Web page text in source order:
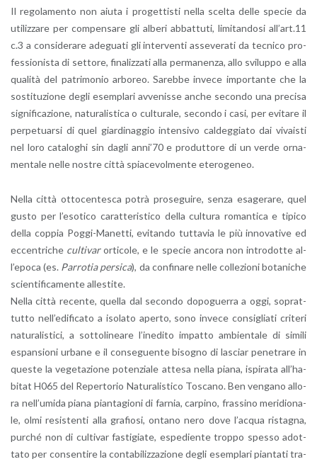
Il re­go­la­men­to non aiuta i pro­get­ti­sti nella scel­ta delle spe­cie da
uti­liz­za­re per com­pen­sa­re gli al­be­ri ab­bat­tu­ti, li­mi­tan­do­si al­l’art.11
c.3 a con­si­de­ra­re ade­gua­ti gli in­ter­ven­ti as­se­ve­ra­ti da tec­ni­co pro­
fes­sio­ni­sta di set­to­re, fi­na­liz­za­ti alla per­ma­nen­za, allo svi­lup­po e alla
qua­li­tà del pa­tri­mo­nio ar­bo­reo. Sa­reb­be in­ve­ce im­por­tan­te che la
so­sti­tu­zio­ne degli esem­pla­ri av­ve­nis­se anche se­con­do una pre­ci­sa
si­gni­fi­ca­zio­ne, na­tu­ra­li­sti­ca o cul­tu­ra­le, se­con­do i casi, per evi­ta­re il
per­pe­tuar­si di quel giar­di­nag­gio in­ten­si­vo cal­deg­gia­to dai vi­vai­sti
nel loro ca­ta­lo­ghi sin dagli an­ni’70 e pro­dut­to­re di un verde or­na­
men­ta­le nelle no­stre città spia­ce­vol­men­te ete­ro­ge­neo.
Nella città ot­to­cen­te­sca potrà pro­se­gui­re, senza esa­ge­ra­re, quel
gusto per l’e­so­ti­co ca­rat­te­ri­sti­co della cul­tu­ra ro­man­ti­ca e ti­pi­co
della cop­pia Pog­gi-Ma­net­ti, evi­tan­do tut­ta­via le più in­no­va­ti­ve ed
ec­cen­tri­che cul­ti­varor­ti­co­le, e le spe­cie an­co­ra non in­tro­dot­te al­
l’e­po­ca (es. Par­ro­tia per­si­ca), da con­fi­na­re nelle col­le­zio­ni bo­ta­ni­che
scien­ti­fi­ca­men­te al­le­sti­te.
Nella città re­cen­te, quel­la dal se­con­do do­po­guer­ra a oggi, so­prat­
tut­to nel­l’e­di­fi­ca­to a iso­la­to aper­to, sono in­ve­ce con­si­glia­ti cri­te­ri
na­tu­ra­li­sti­ci, a sot­to­li­nea­re l’i­ne­di­to im­pat­to am­bien­ta­le di si­mi­li
espan­sio­ni ur­ba­ne e il con­se­guen­te bi­so­gno di la­sciar pe­ne­tra­re in
que­ste la ve­ge­ta­zio­ne po­ten­zia­le at­te­sa nella piana, ispi­ra­ta al­l’ha­
bi­tat H065 del Re­per­to­rio Na­tu­ra­li­sti­co To­sca­no. Ben ven­ga­no al­lo­
ra nel­l’u­mi­da piana pian­ta­gio­ni di far­nia, car­pi­no, fras­si­no me­ri­dio­na­
le, olmi re­si­sten­ti alla gra­fio­si, on­ta­no nero dove l’ac­qua ri­sta­gna,
pur­ché non di cul­ti­var fa­sti­gia­te, espe­dien­te trop­po spes­so adot­
ta­to per con­sen­ti­re la con­ta­bi­liz­za­zio­ne degli esem­pla­ri pian­ta­ti tra­